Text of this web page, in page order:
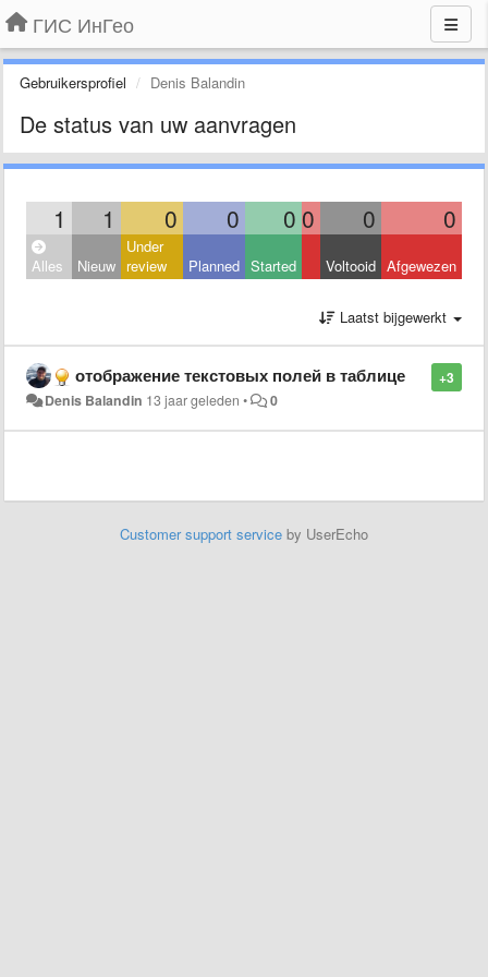
ГИС ИнГео
Gebruikersprofiel Denis Balandin
De status van uw aanvragen
1 1 0 0 0 0 0 0
Alles Nieuw
Under
review
Planned Started Voltooid Afgewezen
Laatst bijgewerkt
+3
отображение текстовых полей в таблице
Denis Balandin 13 jaar geleden • 0
Customer support service by UserEcho